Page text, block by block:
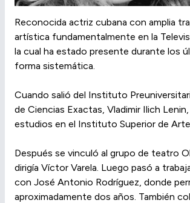
Reconocida actriz cubana con amplia
artística fundamentalmente en la
la cual ha estado presente durante los
forma sistemática.
Cuando salió del Instituto
de Ciencias Exactas, Vladimir Ilich
estudios en el Instituto Superior de
Después se vinculó al grupo de teatro
dirigía Víctor Varela. Luego pasó a
con José Antonio Rodríguez, donde
aproximadamente dos años. También